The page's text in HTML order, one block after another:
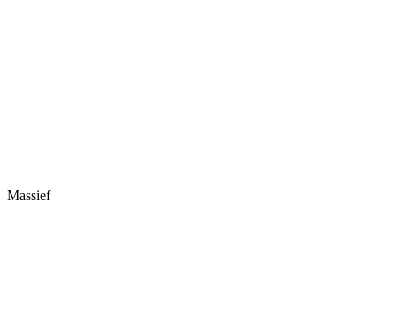
Massief